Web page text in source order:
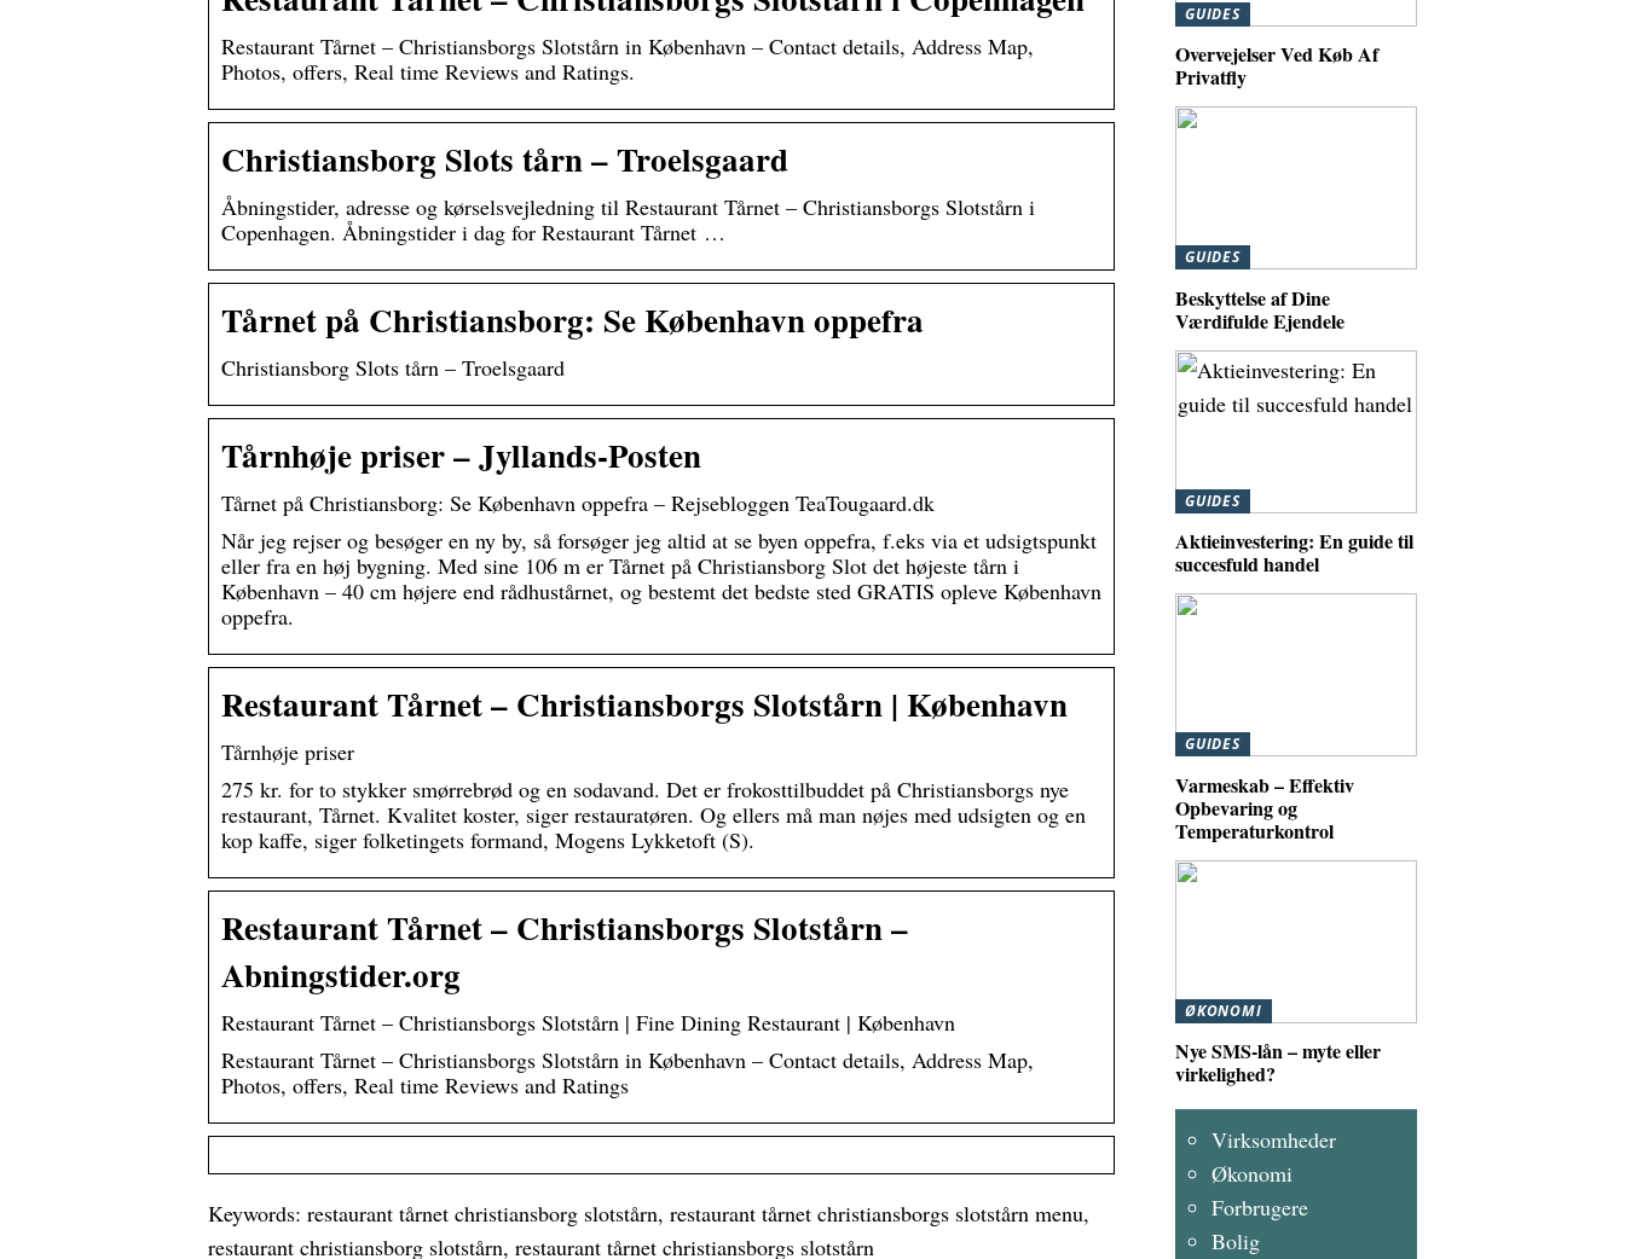
Restaurant Tårnet – Christiansborgs Slotstårn in København – Contact details, Address Map,
Photos, offers, Real time Reviews and Ratings.
Christiansborg Slots tårn – Troelsgaard
Åbningstider, adresse og kørselsvejledning til Restaurant Tårnet – Christiansborgs Slotstårn i
Copenhagen. Åbningstider i dag for Restaurant Tårnet …
Tårnet på Christiansborg: Se København oppefra
Christiansborg Slots tårn – Troelsgaard
Tårnhøje priser – Jyllands-Posten
Tårnet på Christiansborg: Se København oppefra – Rejsebloggen TeaTougaard.dk
Når jeg rejser og besøger en ny by, så forsøger jeg altid at se byen oppefra, f.eks via et udsigtspunkt
eller fra en høj bygning. Med sine 106 m er Tårnet på Christiansborg Slot det højeste tårn i
København – 40 cm højere end rådhustårnet, og bestemt det bedste sted GRATIS opleve København
oppefra.
Restaurant Tårnet – Christiansborgs Slotstårn | København
Tårnhøje priser
275 kr. for to stykker smørrebrød og en sodavand. Det er frokosttilbuddet på Christiansborgs nye
restaurant, Tårnet. Kvalitet koster, siger restauratøren. Og ellers må man nøjes med udsigten og en
kop kaffe, siger folketingets formand, Mogens Lykketoft (S).
Restaurant Tårnet – Christiansborgs Slotstårn –
Abningstider.org
Restaurant Tårnet – Christiansborgs Slotstårn | Fine Dining Restaurant | København
Restaurant Tårnet – Christiansborgs Slotstårn in København – Contact details, Address Map,
Photos, offers, Real time Reviews and Ratings
Keywords: restaurant tårnet christiansborg slotstårn, restaurant tårnet christiansborgs slotstårn menu,
restaurant christiansborg slotstårn, restaurant tårnet christiansborgs slotstårn
GUIDES
Overvejelser Ved Køb Af
Privatfly
GUIDES
Beskyttelse af Dine
Værdifulde Ejendele
GUIDES
Aktieinvestering: En guide til
succesfuld handel
GUIDES
Varmeskab – Effektiv
Opbevaring og
Temperaturkontrol
ØKONOMI
Nye SMS-lån – myte eller
virkelighed?
Virksomheder
Økonomi
Forbrugere
Bolig